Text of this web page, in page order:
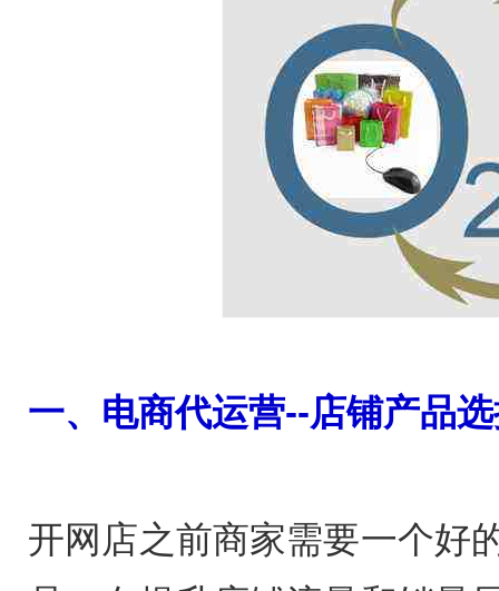
一、电商代运营--店铺产品
开网店之前商家需要一个好